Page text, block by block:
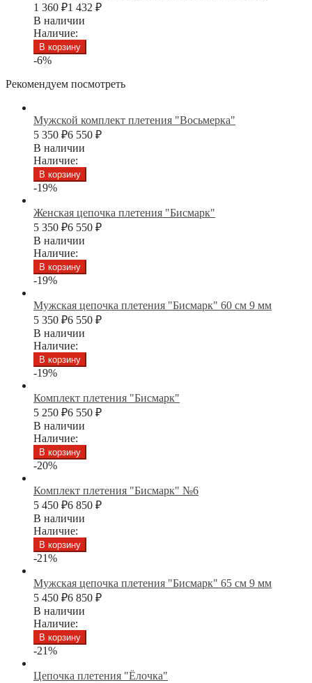
1 360 ₽1 432 ₽
В наличии
Наличие:
В корзину
-6%
Рекомендуем посмотреть
Мужской комплект плетения "Восьмерка"
5 350 ₽6 550 ₽
В наличии
Наличие:
В корзину
-19%
Женская цепочка плетения "Бисмарк"
5 350 ₽6 550 ₽
В наличии
Наличие:
В корзину
-19%
Мужская цепочка плетения "Бисмарк" 60 см 9 мм
5 350 ₽6 550 ₽
В наличии
Наличие:
В корзину
-19%
Комплект плетения "Бисмарк"
5 250 ₽6 550 ₽
В наличии
Наличие:
В корзину
-20%
Комплект плетения "Бисмарк" №6
5 450 ₽6 850 ₽
В наличии
Наличие:
В корзину
-21%
Мужская цепочка плетения "Бисмарк" 65 см 9 мм
5 450 ₽6 850 ₽
В наличии
Наличие:
В корзину
-21%
Цепочка плетения "Ёлочка"